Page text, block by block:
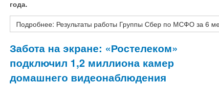
года.
Подробнее: Результаты работы Группы Сбер по МСФО за 6
Забота на экране: «Ростелеком»
подключил 1,2 миллиона камер
домашнего видеонаблюдения